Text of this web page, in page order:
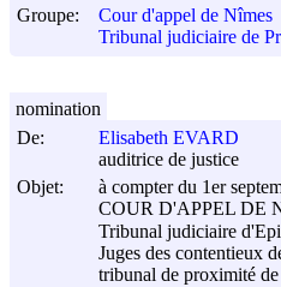
Groupe:
Cour d'appel de Nîmes
Tribunal judiciaire de
De:
Elisabeth EVARD
auditrice de justice
Objet:
à compter du 1er
COUR D'APPEL DE
Tribunal judiciaire
Juges des contentieux
tribunal de proximité
nomination